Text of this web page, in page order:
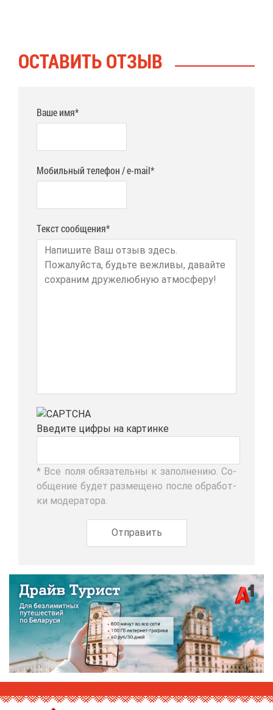
ОСТА­ВИТЬ ОТ­ЗЫВ
Ваше имя*
Мобильный телефон / e-mail*
Текст сообщения*
Вве­ди­те циф­ры на кар­тин­ке
* Все по­ля обя­за­тель­ны к за­пол­не­нию. Со­
об­ще­ние бу­дет раз­ме­ще­но по­сле об­ра­бот­
ки мо­де­ра­то­ра.